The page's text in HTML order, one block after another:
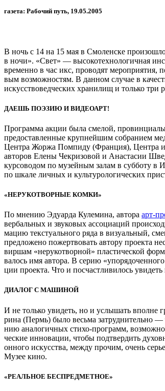
газета: Рабо­чий путь, 19.05.2005
В ночь с 14 на 15 мая в Смо­лен­ске
в ночи». «Свет» — высо­ко­тех­но­ло­гич­ная
вре­менно в час икс, про­во­дят
вым воз­мож­но­стям. В дан­ном слу­чае в
искус­ство­вед­че­ских хра­ни­лищ и только
ДАЕШЬ ПОЭ­ЗИЮ И ВИДЕО­АРТ!
Про­грамма акции была сме­лой,
предо­став­лен­ные круп­ней­шим собра­нием
Цен­тра Жоржа Пом­пиду (Фран­ция), Цен­тра
авто­ров Елены Чекри­зо­вой и Ана­ста­сии
кур­со­во­дом по музей­ным залам в суб­боту в
по шкале лич­ных и куль­ту­ро­ло­ги­че­ских
«НЕРУ­КО­ТВОР­НЫЕ КОМКИ»
По мне­нию Эду­арда Куле­мина, автора арт-
вер­баль­ных и зву­ко­вых ассо­ци­а­ций
ма­цию тек­сту­аль­ного ряда в визу­аль­ный,
пред­ло­жено пожерт­во­вать автору про­екта
вир­шам «неру­ко­твор­ной» пла­сти­че­ской
ва­лось имя автора. В серию
ции про­екта. Что и посчаст­ли­ви­лось
ДИА­ЛОГ С МАШИ­НОЙ
И не только уви­деть, но и услы­шать вполне
рина (Пермь) было весьма затруд­ни­тельно —
нию ана­ло­гич­ных стихо-программ,
че­ские инно­ва­ции, чтобы под­твер­дить
он­ного искус­ства, между про­чим, очень
Музее кино.
«РЕАЛЬ­НОЕ БЕС­ПРЕД­МЕТ­НОЕ»